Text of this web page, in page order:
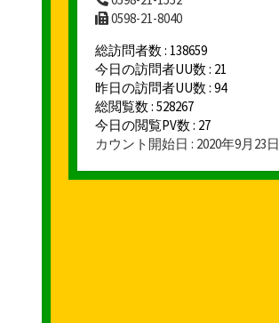
0598-21-8040
総訪問者数 : 138659
今日の訪問者UU数 : 21
昨日の訪問者UU数 : 94
総閲覧数 : 528267
今日の閲覧PV数 : 27
カウント開始日 : 2020年9月23日